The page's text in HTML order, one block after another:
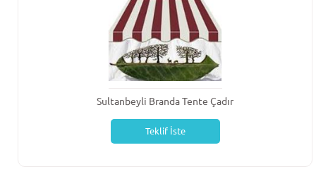
Sultanbeyli Branda Tente Çadır
Teklif İste